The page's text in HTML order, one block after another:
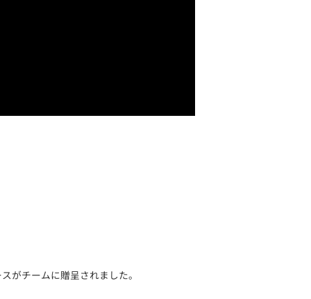
がチームに贈呈されました。